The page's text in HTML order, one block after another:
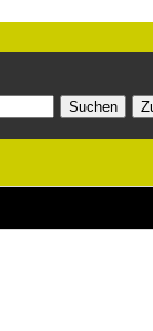
Suchen